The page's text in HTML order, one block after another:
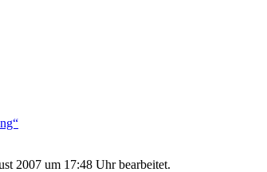
2007 um 17:48 Uhr bearbeitet.